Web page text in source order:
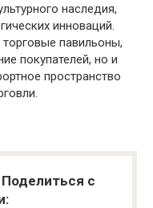
наследия,
инноваций.
павильоны,
покупателей, но и
пространство
с